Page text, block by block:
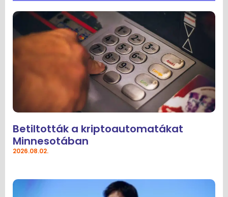
Betiltották a kriptoautomatákat
Minnesotában
2026.08.02.